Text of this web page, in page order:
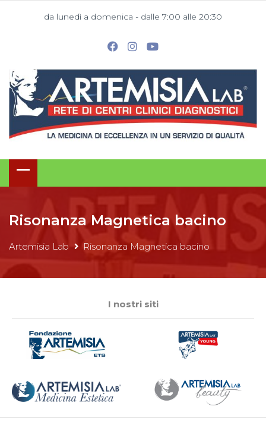
da lunedì a domenica - dalle 7:00 alle 20:30
Risonanza Magnetica bacino
Artemisia Lab Risonanza Magnetica bacino
I nostri siti